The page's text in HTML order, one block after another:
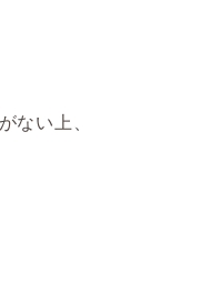
ない上、